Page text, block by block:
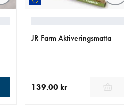
JR Farm Aktiveringsmatta
139.00 kr